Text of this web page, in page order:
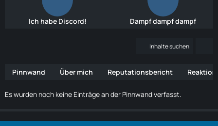
Ich habe Discord! Dampf dampf dampf
Inhalte suchen
Pinnwand Über mich Reputationsbericht
Es wurden noch keine Einträge an der Pinnwand verfasst.